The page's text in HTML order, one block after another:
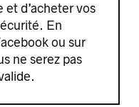
d’acheter vos
En
ou sur
ne serez pas